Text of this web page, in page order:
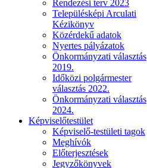
Rendezési terv 2023
Településképi Arculati
Kézikönyv
Közérdekű adatok
Nyertes pályázatok
Önkormányzati választás
2019.
Időközi polgármester
választás 2022.
Önkormányzati választás
2024.
Képviselőtestület
Képviselő-testületi tagok
Meghívók
Előterjesztések
Jegyzőkönyvek